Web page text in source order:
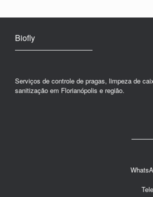
Biofly
Serviços de controle de pragas, limpeza de
sanitização em Florianópolis e região.